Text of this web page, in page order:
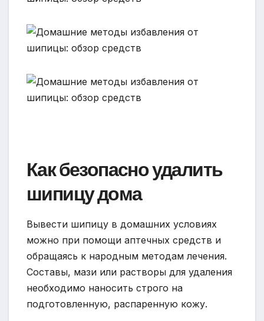
Как безопасно удалить
шипицу дома
Вывести шипицу в домашних условиях
можно при помощи аптечных средств и
обращаясь к народным методам лечения.
Составы, мази или растворы для удаления
необходимо наносить строго на
подготовленную, распаренную кожу.